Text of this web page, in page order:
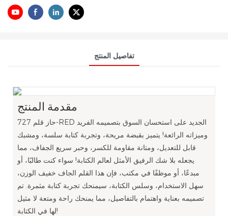
تفاصيل المنتج
مقدمة المنتج
حاز قلم 727-RED الجديد على استحسان السوق بتصميمه الفريد
وميزاته الرائعة! يتميز بقبضة مريحة، وتجربة كتابة سلسة، ومشبك
قابل للتعديل، ومتانة مقاومة للكسر، وحبر سريع الجفاف، مما
يجعله بلا شك الرفيق الأمثل لعالم الكتابة! سواء كنت طالبًا، أو
مبدعًا، أو موظفًا في مكتب، فإن هذا القلم الجاف خفيف الوزن،
سهل الاستخدام، وسلس الكتابة، سيمنحك تجربة كتابة مثمرة. تم
تصميمه بعناية واهتمام بالتفاصيل، مما يمنحك راحة ومتعة لا مثيل
لها في الكتابة!